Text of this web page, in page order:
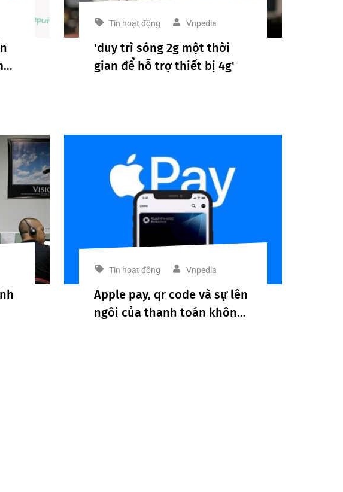
Tin hoạt động Vnpedia
'duy trì sóng 2g một thời
gian để hỗ trợ thiết bị 4g'
Tin hoạt động Vnpedia
Apple pay, qr code và sự lên
ngôi của thanh toán không